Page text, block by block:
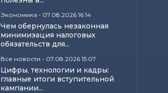
Экономика - 07.08.2026 16:14
Чем обернулась незаконная
минимизация налоговых
обязательств для...
Все новости - 07.08.2026 15:07
Цифры, технологии и кадры:
главные итоги вступительной
кампании...